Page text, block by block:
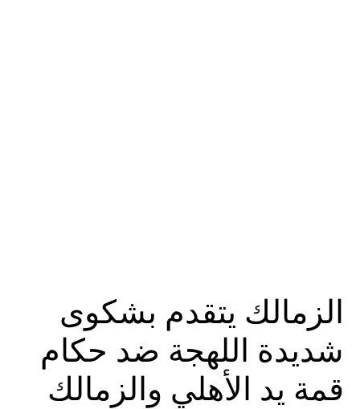
الزمالك يتقدم بشكوى
شديدة اللهجة ضد حكام
قمة يد الأهلي والزمالك